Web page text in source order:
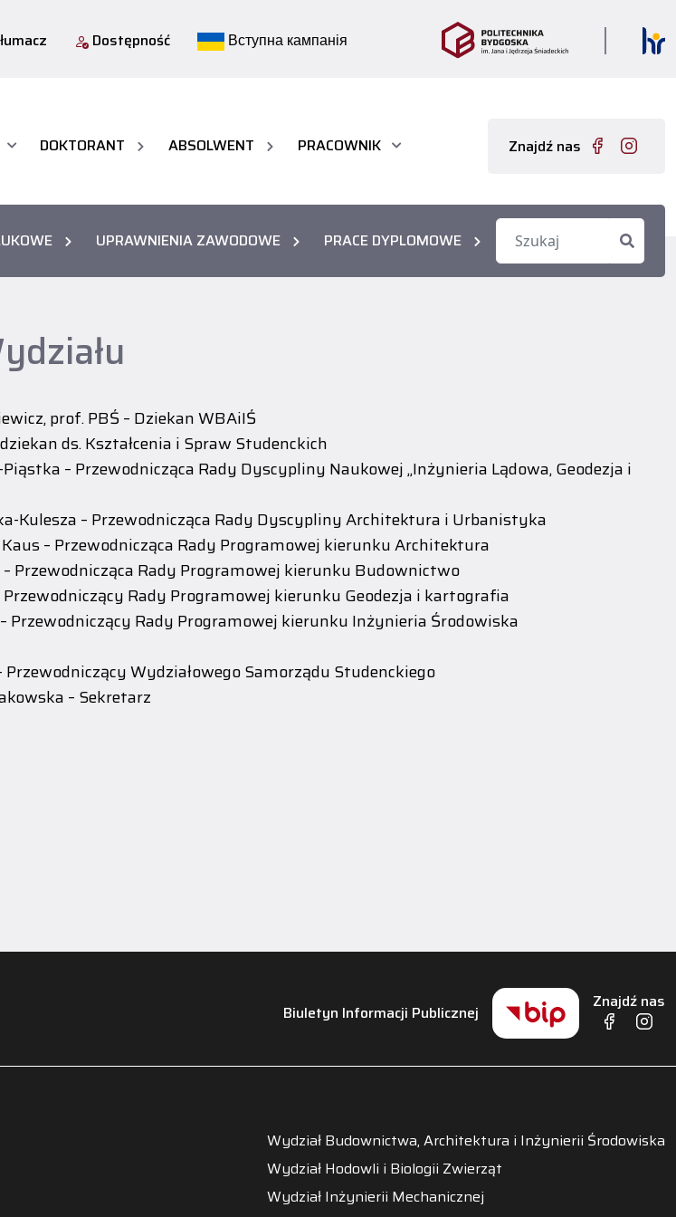
Dostępność Вступна кампанія
DOKTORANT ABSOLWENT PRACOWNIK Znajdź nas
UPRAWNIENIA ZAWODOWE PRACE DYPLOMOWE
prof. PBŚ – Dziekan WBAiIŚ
ds. Kształcenia i Spraw Studenckich
– Przewodnicząca Rady Dyscypliny Naukowej „Inżynieria Lądowa, Geodezja i
Kulesza – Przewodnicząca Rady Dyscypliny Architektura i Urbanistyka
– Przewodnicząca Rady Programowej kierunku Architektura
Przewodnicząca Rady Programowej kierunku Budownictwo
Rady Programowej kierunku Geodezja i kartografia
Przewodniczący Rady Programowej kierunku Inżynieria Środowiska
Wydziałowego Samorządu Studenckiego
– Sekretarz
Biuletyn Informacji Publicznej
Znajdź nas
Wydział Budownictwa, Architektura i Inżynierii Środowiska
Wydział Hodowli i Biologii Zwierząt
Wydział Inżynierii Mechanicznej